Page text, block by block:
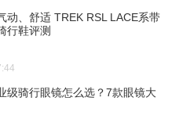
动、舒适 TREK RSL LACE系带
行鞋评测
级骑行眼镜怎么选？7款眼镜大